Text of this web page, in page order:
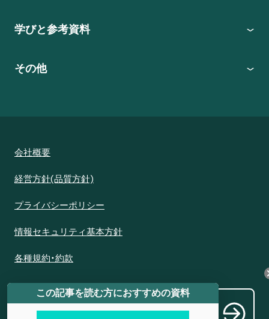
この記事を読む方におすすめの資料
学びと参考資料
その他
会社概要
経営方針(品質方針)
プライバシーポリシー
情報セキュリティ基本方針
各種規約・約款